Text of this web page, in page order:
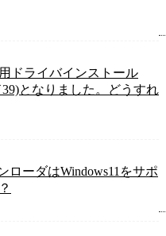
ドライバインストール
となりました。どうすれ
ローダはWindows11をサポ